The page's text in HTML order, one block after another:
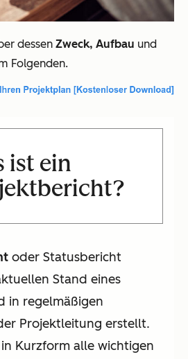
dessen Zweck, Aufbau und
Folgenden.
ist ein
oder Statusbericht
Stand eines
in regelmäßigen
Projektleitung erstellt.
Kurzform alle wichtigen